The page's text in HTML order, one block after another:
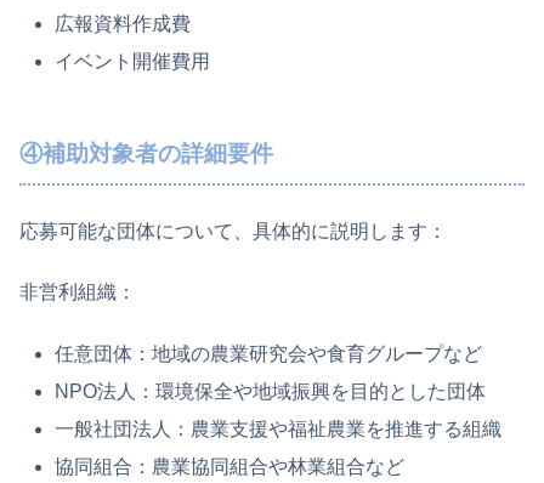
広報資料作成費
イベント開催費用
④補助対象者の詳細要件
応募可能な団体について、具体的に説明します：
非営利組織：
任意団体：地域の農業研究会や食育グループなど
NPO法人：環境保全や地域振興を目的とした団体
一般社団法人：農業支援や福祉農業を推進する組織
協同組合：農業協同組合や林業組合など